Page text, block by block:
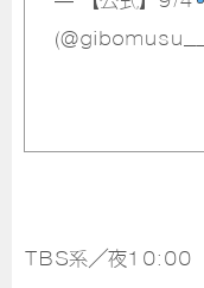
TBS系／夜10:00